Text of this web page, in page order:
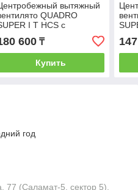
вытяжный
QUADRO
I T HCS с
датчиком влажности
600₸
Купить
год
77 (Саламат-5, сектор 5),